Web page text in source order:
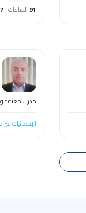
91 الساعات 7
مدرب معتمد
الإحصائيات غير